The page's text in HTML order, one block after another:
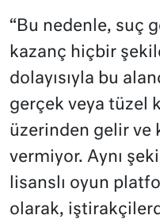
“Bu nedenle, suç
kazanç hiçbir
dolayısıyla bu
gerçek veya tüzel
üzerinden gelir ve
vermiyor. Aynı
lisanslı oyun
olarak,